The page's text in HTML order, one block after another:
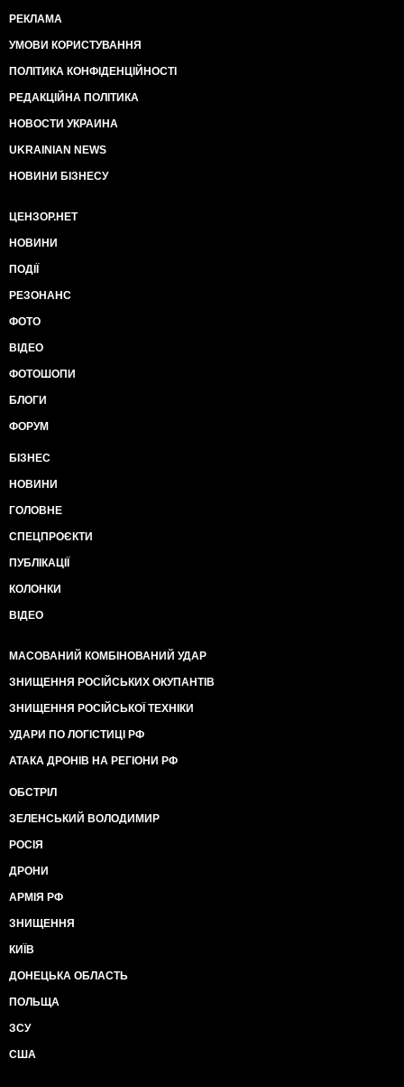
РЕКЛАМА
УМОВИ КОРИСТУВАННЯ
ПОЛІТИКА КОНФІДЕНЦІЙНОСТІ
РЕДАКЦІЙНА ПОЛІТИКА
НОВОСТИ УКРАИНА
UKRAINIAN NEWS
НОВИНИ БІЗНЕСУ
ЦЕНЗОР.НЕТ
НОВИНИ
ПОДІЇ
РЕЗОНАНС
ФОТО
ВІДЕО
ФОТОШОПИ
БЛОГИ
ФОРУМ
БІЗНЕС
НОВИНИ
ГОЛОВНЕ
СПЕЦПРОЄКТИ
ПУБЛІКАЦІЇ
КОЛОНКИ
ВІДЕО
МАСОВАНИЙ КОМБІНОВАНИЙ УДАР
ЗНИЩЕННЯ РОСІЙСЬКИХ ОКУПАНТІВ
ЗНИЩЕННЯ РОСІЙСЬКОЇ ТЕХНІКИ
УДАРИ ПО ЛОГІСТИЦІ РФ
АТАКА ДРОНІВ НА РЕГІОНИ РФ
ОБСТРІЛ
ЗЕЛЕНСЬКИЙ ВОЛОДИМИР
РОСІЯ
ДРОНИ
АРМІЯ РФ
ЗНИЩЕННЯ
КИЇВ
ДОНЕЦЬКА ОБЛАСТЬ
ПОЛЬЩА
ЗСУ
США